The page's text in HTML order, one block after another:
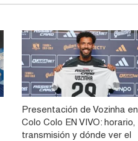
Presentación de Vozinha en
Colo Colo EN VIVO: horario,
transmisión y dónde ver el